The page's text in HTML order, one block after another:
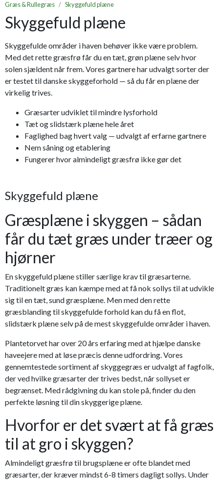
Græs & Rullegræs Skyggefuld plæne
Skyggefuld plæne
Skyggefulde områder i haven behøver ikke være problem.
Med det rette græsfrø får du en tæt, grøn plæne selv hvor
solen sjældent når frem. Vores gartnere har udvalgt sorter der
er testet til danske skyggeforhold — så du får en plæne der
virkelig trives.
Græsarter udviklet til mindre lysforhold
Tæt og slidstærk plæne hele året
Faglighed bag hvert valg — udvalgt af erfarne gartnere
Nem såning og etablering
Fungerer hvor almindeligt græsfrø ikke gør det
Skyggefuld plæne
Græsplæne i skyggen – sådan
får du tæt græs under træer og
hjørner
En skyggefuld plæne stiller særlige krav til græsarterne.
Traditionelt græs kan kæmpe med at få nok sollys til at udvikle
sig til en tæt, sund græsplæne. Men med den rette
græsblanding til skyggefulde forhold kan du få en flot,
slidstærk plæne selv på de mest skyggefulde områder i haven.
Plantetorvet har over 20 års erfaring med at hjælpe danske
haveejere med at løse præcis denne udfordring. Vores
gennemtestede sortiment af skyggegræs er udvalgt af fagfolk,
der ved hvilke græsarter der trives bedst, når sollyset er
begrænset. Med rådgivning du kan stole på, finder du den
perfekte løsning til din skyggerige plæne.
Hvorfor er det svært at få græs
til at gro i skyggen?
Almindeligt græsfrø til brugsplæne er ofte blandet med
græsarter, der kræver mindst 6-8 timers dagligt sollys. Under